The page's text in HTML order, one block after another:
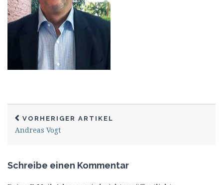
VORHERIGER ARTIKEL
Andreas Vogt
Schreibe einen Kommentar